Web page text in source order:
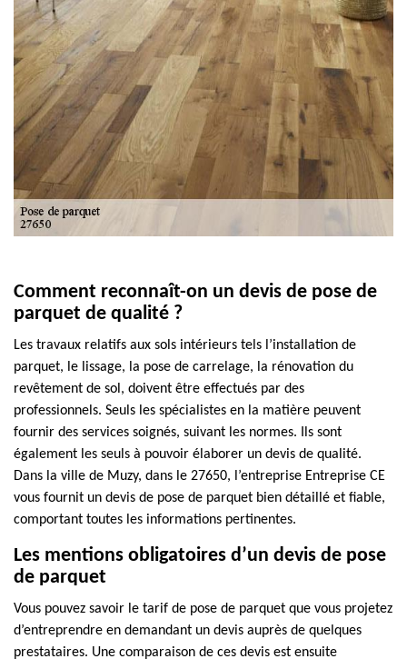
Comment reconnaît-on un devis de pose de
parquet de qualité ?
Les travaux relatifs aux sols intérieurs tels l’installation de
parquet, le lissage, la pose de carrelage, la rénovation du
revêtement de sol, doivent être effectués par des
professionnels. Seuls les spécialistes en la matière peuvent
fournir des services soignés, suivant les normes. Ils sont
également les seuls à pouvoir élaborer un devis de qualité.
Dans la ville de Muzy, dans le 27650, l’entreprise Entreprise CE
vous fournit un devis de pose de parquet bien détaillé et fiable,
comportant toutes les informations pertinentes.
Les mentions obligatoires d’un devis de pose
de parquet
Vous pouvez savoir le tarif de pose de parquet que vous projetez
d’entreprendre en demandant un devis auprès de quelques
prestataires. Une comparaison de ces devis est ensuite